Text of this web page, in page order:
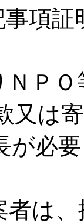
項証
ＰＯ
又は
必要
は、